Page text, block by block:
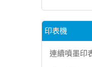
印表機
連續噴墨印